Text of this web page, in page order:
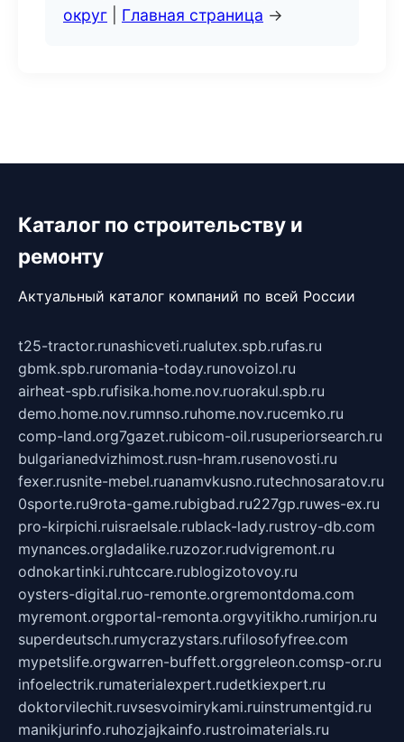
округ
Главная страница →
Каталог по строительству и
ремонту
Актуальный каталог компаний по всей России
t25-tractor.runashicveti.rualutex.spb.rufas.ru
gbmk.spb.ruromania-today.runovoizol.ru
airheat-spb.rufisika.home.nov.ruorakul.spb.ru
demo.home.nov.rumnso.ruhome.nov.rucemko.ru
comp-land.org7gazet.rubicom-oil.rusuperiorsearch.ru
bulgarianedvizhimost.rusn-hram.rusenovosti.ru
fexer.rusnite-mebel.ruanamvkusno.rutechnosaratov.ru
0sporte.ru9rota-game.rubigbad.ru227gp.ruwes-ex.ru
pro-kirpichi.ruisraelsale.rublack-lady.rustroy-db.com
mynances.orgladalike.ruzozor.rudvigremont.ru
odnokartinki.ruhtccare.rublogizotovoy.ru
oysters-digital.ruo-remonte.orgremontdoma.com
myremont.orgportal-remonta.orgvyitikho.rumirjon.ru
superdeutsch.rumycrazystars.rufilosofyfree.com
mypetslife.orgwarren-buffett.orggreleon.comsp-or.ru
infoelectrik.rumaterialexpert.rudetkiexpert.ru
doktorvilechit.ruvsesvoimirykami.ruinstrumentgid.ru
manikjurinfo.ruhozjajkainfo.rustroimaterials.ru